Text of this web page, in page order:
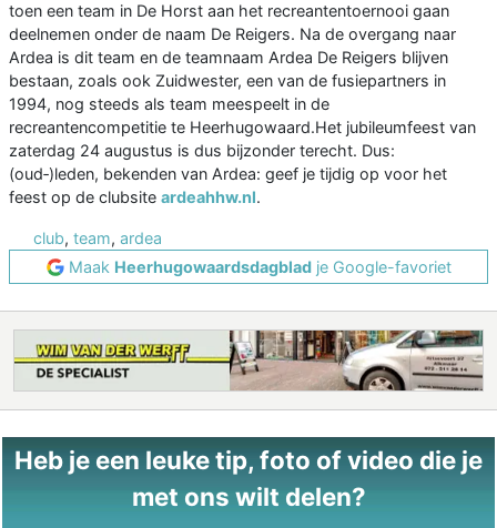
toen een team in De Horst aan het recreantentoernooi gaan
deelnemen onder de naam De Reigers. Na de overgang naar
Ardea is dit team en de teamnaam Ardea De Reigers blijven
bestaan, zoals ook Zuidwester, een van de fusiepartners in
1994, nog steeds als team meespeelt in de
recreantencompetitie te Heerhugowaard.Het jubileumfeest van
zaterdag 24 augustus is dus bijzonder terecht. Dus:
(oud‑)leden, bekenden van Ardea: geef je tijdig op voor het
feest op de clubsite ardeahhw.nl.
club, team, ardea
Maak Heerhugowaardsdagbladje Google-favoriet
Heb je een leuke tip, foto of video die je
met ons wilt delen?